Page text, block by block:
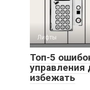
Лифты
Топ-5
управления
избежать